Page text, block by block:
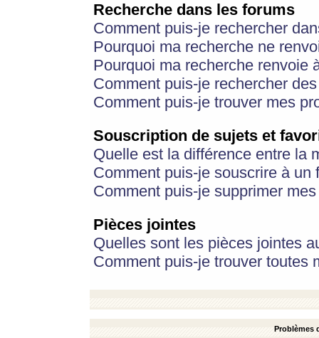
Recherche dans les forums
Comment puis-je rechercher
Pourquoi ma recherche ne
Pourquoi ma recherche renvoie
Comment puis-je rechercher
Comment puis-je trouver mes
Souscription de sujets et
Quelle est la différence entre la
Comment puis-je souscrire à
Comment puis-je supprimer
Pièces jointes
Quelles sont les pièces jointes
Comment puis-je trouver toutes
Problèmes